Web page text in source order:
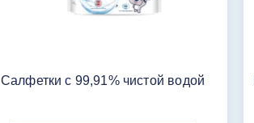
Салфетки с 99,91% чистой водой